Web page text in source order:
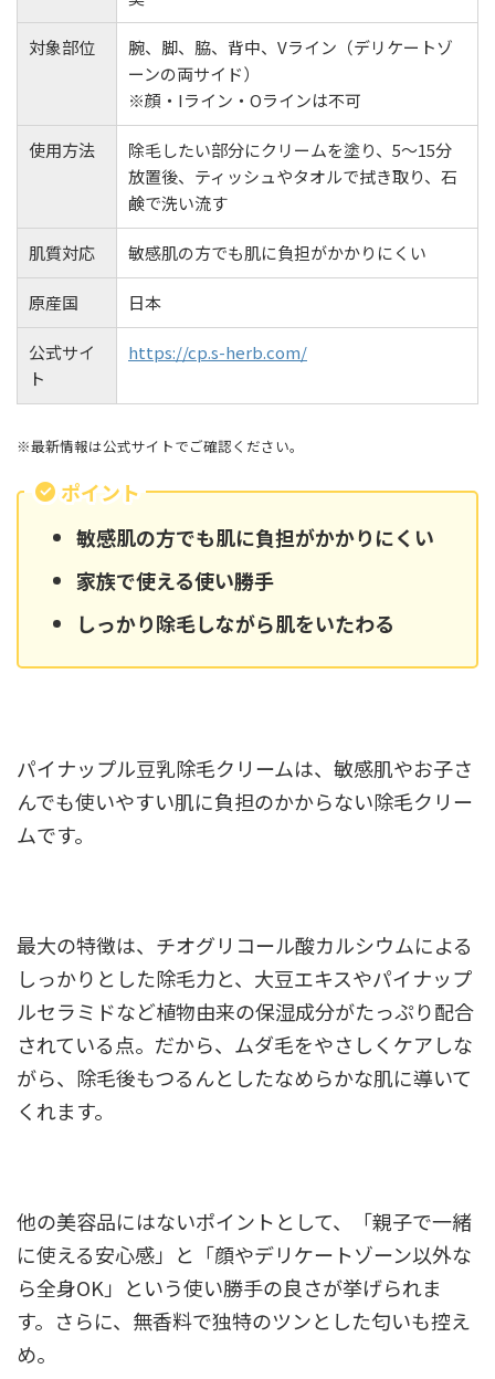
対象部位
腕、脚、脇、背中、Vライン（デリケートゾ
ーンの両サイド）
※顔・Iライン・Oラインは不可
使用方法
除毛したい部分にクリームを塗り、5～15分
放置後、ティッシュやタオルで拭き取り、石
鹸で洗い流す
肌質対応 敏感肌の方でも肌に負担がかかりにくい
原産国 日本
公式サイ
ト
https://cp.s-herb.com/
※最新情報は公式サイトでご確認ください。
ポイント
敏感肌の方でも肌に負担がかかりにくい
家族で使える使い勝手
しっかり除毛しながら肌をいたわる
パイナップル豆乳除毛クリームは、敏感肌やお子さ
んでも使いやすい肌に負担のかからない除毛クリー
ムです。
最大の特徴は、チオグリコール酸カルシウムによる
しっかりとした除毛力と、大豆エキスやパイナップ
ルセラミドなど植物由来の保湿成分がたっぷり配合
されている点。だから、ムダ毛をやさしくケアしな
がら、除毛後もつるんとしたなめらかな肌に導いて
くれます。
他の美容品にはないポイントとして、「親子で一緒
に使える安心感」と「顔やデリケートゾーン以外な
ら全身OK」という使い勝手の良さが挙げられま
す。さらに、無香料で独特のツンとした匂いも控え
め。